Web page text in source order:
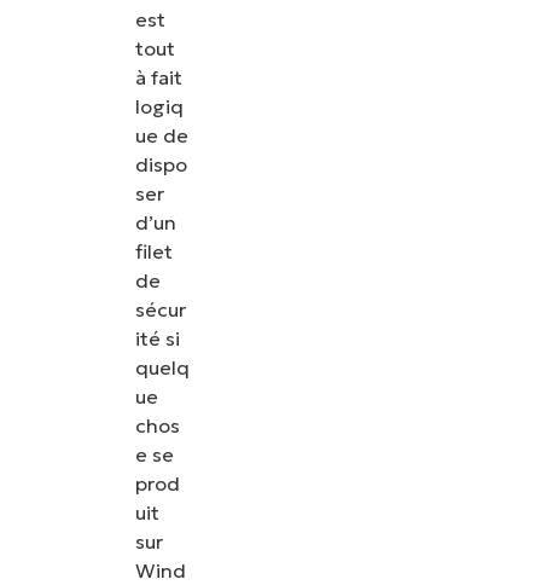
est
tout
à fait
logiq
ue de
dispo
ser
d’un
filet
de
sécur
ité si
quelq
ue
chos
e se
prod
uit
sur
Wind
les correctifs, le MDM, la gestion des tickets et
Explorer les démos